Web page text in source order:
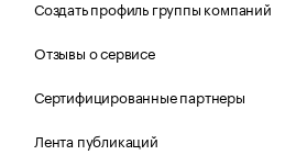
Создать профиль группы компаний
Отзывы о сервисе
Сертифицированные партнеры
Лента публикаций